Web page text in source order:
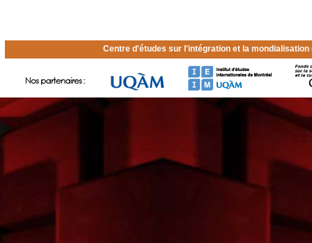
Centre d'études sur l'intégration et la mondialisation